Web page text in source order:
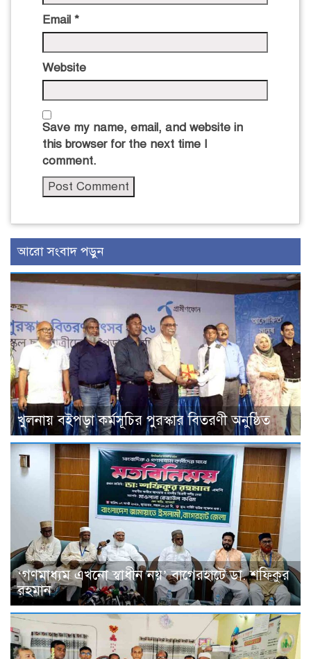
Email *
Website
Save my name, email, and website in
this browser for the next time I
comment.
আরো সংবাদ পড়ুন
খুলনায় বইপড়া কর্মসূচির পুরস্কার বিতরণী অনুষ্ঠিত
‘গণমাধ্যম এখনো স্বাধীন নয়’ বাগেরহাটে ডা. শফিকুর
রহমান